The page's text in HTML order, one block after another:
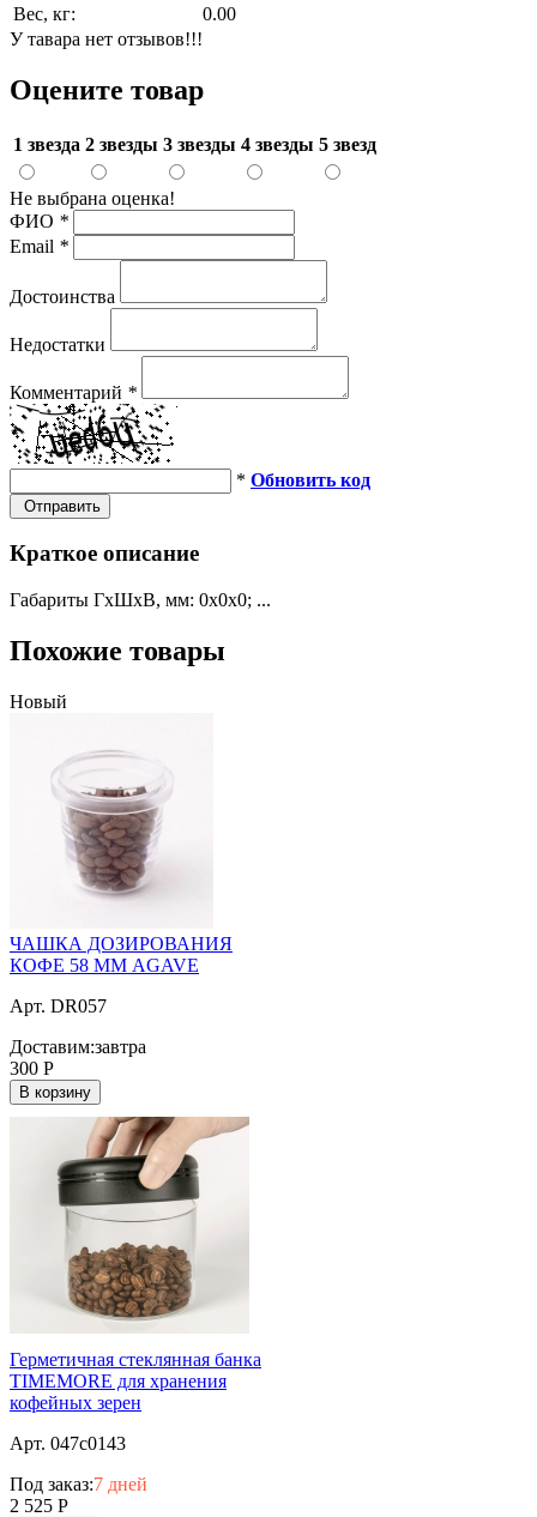
Вес, кг:
0.00
У тавара нет отзывов!!!
Оцените товар
1 звезда 2 звезды 3 звезды 4 звезды 5 звезд
Не выбрана оценка!
ФИО *
Email *
Достоинства
Недостатки
Комментарий *
* Обновить код
Отправить
Краткое описание
Габариты ГхШхВ, мм: 0х0х0; ...
Похожие товары
Новый
ЧАШКА ДОЗИРОВАНИЯ
КОФЕ 58 ММ AGAVE
Арт. DR057
Доставим:завтра
300 Р
В корзину
Герметичная стеклянная банка
TIMEMORE для хранения
кофейных зерен
Арт. 047c0143
Под заказ:7 дней
2 525 Р